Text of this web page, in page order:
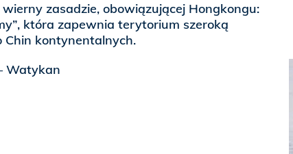
zasadzie, obowiązującej Hongkongu:
która zapewnia terytorium szeroką
kontynentalnych.
Watykan